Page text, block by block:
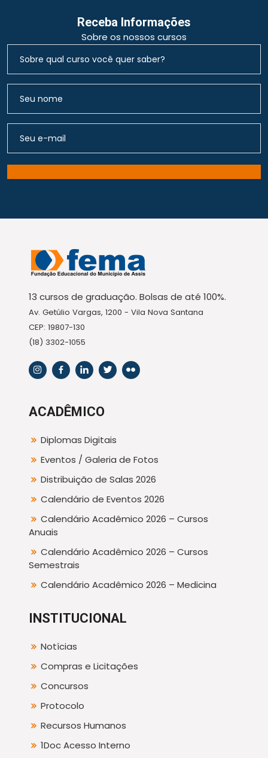
Receba Informações
Sobre os nossos cursos
13 cursos de graduação. Bolsas de até 100%.
Av. Getúlio Vargas, 1200 - Vila Nova Santana
CEP: 19807-130
(18) 3302-1055
ACADÊMICO
Diplomas Digitais
Eventos / Galeria de Fotos
Distribuição de Salas 2026
Calendário de Eventos 2026
Calendário Acadêmico 2026 – Cursos
Anuais
Calendário Acadêmico 2026 – Cursos
Semestrais
Calendário Acadêmico 2026 – Medicina
INSTITUCIONAL
Notícias
Compras e Licitações
Concursos
Protocolo
Recursos Humanos
1Doc Acesso Interno